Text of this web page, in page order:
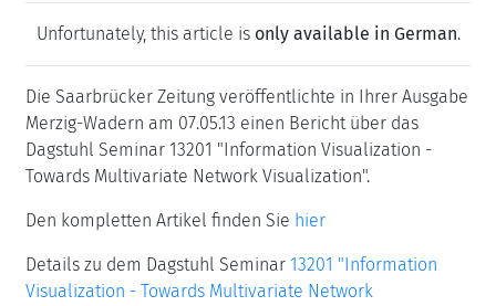
Unfortunately, this article is only available in German.
Die Saarbrücker Zeitung veröffentlichte in Ihrer Ausgabe
Merzig-Wadern am 07.05.13 einen Bericht über das
Dagstuhl Seminar 13201 "Information Visualization -
Towards Multivariate Network Visualization".
Den kompletten Artikel finden Sie hier
Details zu dem Dagstuhl Seminar 13201 "Information
Visualization - Towards Multivariate Network